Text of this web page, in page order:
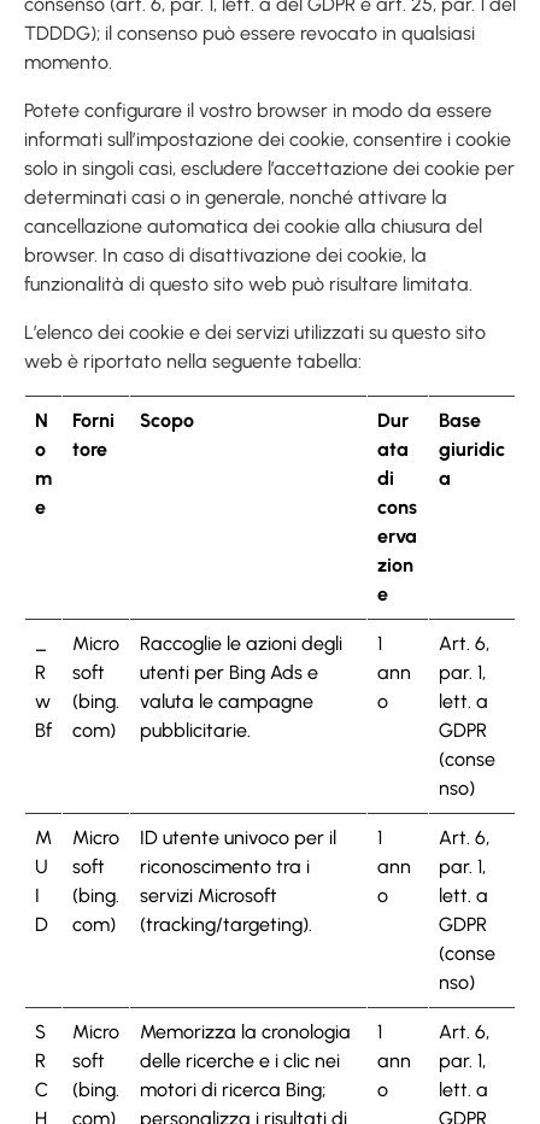
TDDDG); il consenso può essere revocato in qualsiasi
momento.
Potete configurare il vostro browser in modo da essere
informati sull’impostazione dei cookie, consentire i cookie
solo in singoli casi, escludere l’accettazione dei cookie per
determinati casi o in generale, nonché attivare la
cancellazione automatica dei cookie alla chiusura del
browser. In caso di disattivazione dei cookie, la
funzionalità di questo sito web può risultare limitata.
L’elenco dei cookie e dei servizi utilizzati su questo sito
web è riportato nella seguente tabella:
N
o
m
e
Forni
tore
Scopo
Dur
ata
di
cons
erva
zion
e
Base
giuridic
a
_
R
w
Bf
Micro
soft
(bing.
com)
Raccoglie le azioni degli
utenti per Bing Ads e
valuta le campagne
pubblicitarie.
1
ann
o
Art. 6,
par. 1,
lett. a
GDPR
(conse
nso)
M
U
I
D
Micro
soft
(bing.
com)
ID utente univoco per il
riconoscimento tra i
servizi Microsoft
(tracking/targeting).
1
ann
o
Art. 6,
par. 1,
lett. a
GDPR
(conse
nso)
S
R
C
H
Micro
soft
(bing.
com)
Memorizza la cronologia
delle ricerche e i clic nei
motori di ricerca Bing;
personalizza i risultati di
1
ann
o
Art. 6,
par. 1,
lett. a
GDPR